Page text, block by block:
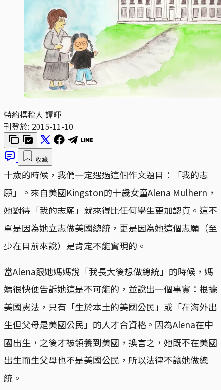
特約撰稿人 譚暉
刊登於: 2015-11-10
收藏
十歲的時候，我們一定遇過這個作文題目：「我的志
願」。來自美國Kingston的十歲女童Alena Mulhern，
她對待「我的志願」就來得比任何學生更加認真。這不
單是因為她立志做美國總統，更是因為她這個志願（至
少在目前來說）是肯定不能實現的。
當Alena跟她媽媽說「我長大後想做總統」的時候，媽
媽很快便告訴她這是不可能的，並說出一個事實：根據
美國憲法，只有「生於本土的美國公民」或「在海外出
生但父母是美國公民」的人才合資格。因為Alena在中
國出生，之後才被領養到美國，換言之，她既不在美國
出生而生父母也不是美國公民，所以法律不讓她做總
統。